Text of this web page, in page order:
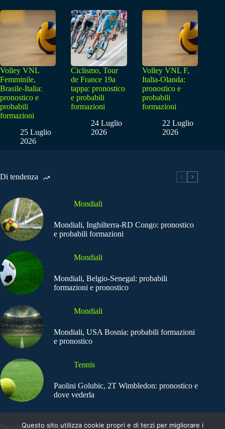
Volley VNL
Femminile,
Brasile-Italia:
pronostico e
probabili
formazioni
25 Luglio
2026
Ciclismo, Tour
de France 19a
tappa: pronostico
e probabili
formazioni
24 Luglio
2026
Volley VNL F,
Italia-Olanda:
pronostico e
probabili
formazioni
22 Luglio
2026
Di tendenza
Mondiali
Mondiali, Inghilterra-RD Congo: pronostico
e probabili formazioni
Mondiali
Mondiali, Belgio-Senegal: probabili
formazioni e pronostico
Mondiali
Mondiali, USA Bosnia: probabili formazioni
e pronostico
Tennis
Paolini Golubic, 2T Wimbledon: pronostico e
dove vederla
SportNews.BetFlag - Copyright © 2025
Questo sito utilizza cookie propri e di terzi per migliorare i